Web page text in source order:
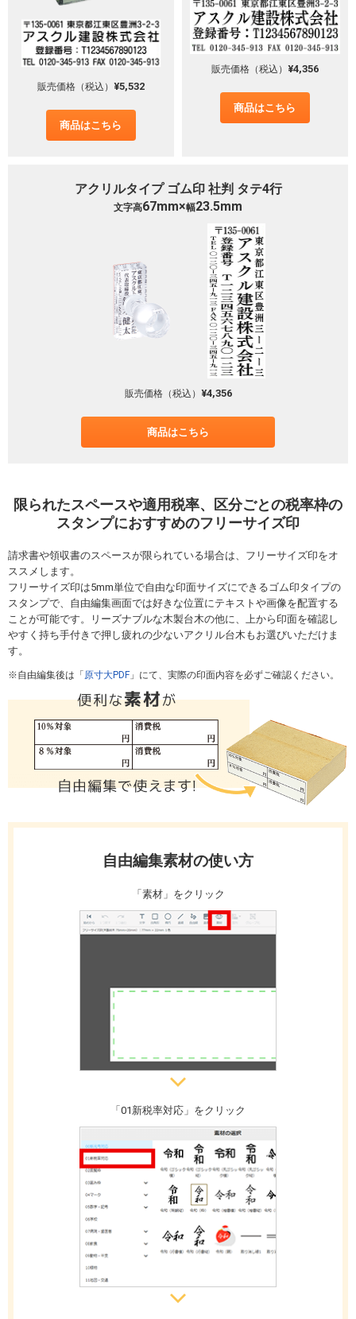
販売価格（税込） ¥5,532
商品はこちら
販売価格（税込） ¥4,356
商品はこちら
アクリルタイプ ゴム印 社判 タテ4行
文字高67mm×幅23.5mm
販売価格（税込） ¥4,356
商品はこちら
限られたスペースや適用税率、区分ごとの税率枠の
スタンプにおすすめのフリーサイズ印
請求書や領収書のスペースが限られている場合は、フリーサイズ印をオ
ススメします。
フリーサイズ印は5mm単位で自由な印面サイズにできるゴム印タイプの
スタンプで、自由編集画面では好きな位置にテキストや画像を配置する
ことが可能です。リーズナブルな木製台木の他に、上から印面を確認し
やすく持ち手付きで押し疲れの少ないアクリル台木もお選びいただけま
す。
自由編集後は「 原寸大PDF」にて、実際の印面内容を必ずご確認ください。
自由編集素材の使い方
「素材」をクリック
「01新税率対応」をクリック